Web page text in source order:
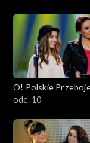
O! Polskie
odc. 10